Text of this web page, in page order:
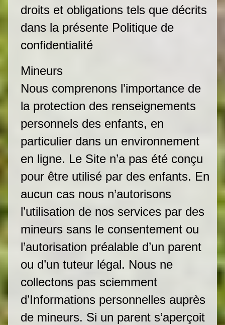
droits et obligations tels que décrits
dans la présente Politique de
confidentialité
Mineurs
Nous comprenons l’importance de
la protection des renseignements
personnels des enfants, en
particulier dans un environnement
en ligne. Le Site n’a pas été conçu
pour être utilisé par des enfants. En
aucun cas nous n’autorisons
l’utilisation de nos services par des
mineurs sans le consentement ou
l’autorisation préalable d’un parent
ou d’un tuteur légal. Nous ne
collectons pas sciemment
d’Informations personnelles auprès
de mineurs. Si un parent s’aperçoit